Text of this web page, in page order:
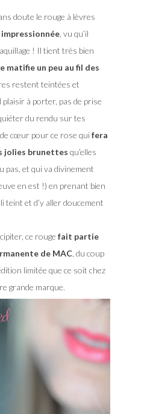
doute le rouge à lèvres
impressionnée, vu qu’il
! Il tient très bien
matifie un peu au fil des
restent teintées et
à porter, pas de prise
du rendu sur tes
cœur pour ce rose quifera
jolies brunettes qu’elles
pas, et qui va divinement
en est !) en prenant bien
teint et d’y aller doucement
ce rouge fait partie
de MAC, du coup
limitée que ce soit chez
grande marque.